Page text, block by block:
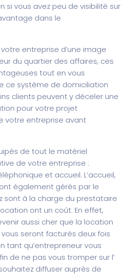
si vous avez peu de visibilité sur
dans le
entreprise d’une image
du quartier des affaires, ces
tout en vous
ce système de domiciliation
clients peuvent y déceler une
pour votre projet
votre entreprise avant
de tout le matériel
de votre entreprise :
et accueil. L’accueil,
également gérés par le
sont à la charge du prestataire
ont un coût. En effet,
aussi cher que la location
seront facturés deux fois
tant qu’entrepreneur vous
de ne pas vous tromper sur l’
diffuser auprès de